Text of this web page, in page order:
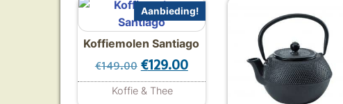
Aanbieding!
Koffiemolen Santiago
€149.00 Oorspronkelijke prijs was: €149.00.
€129.00Huidige prijs is: €129.00.
Koffie & Thee